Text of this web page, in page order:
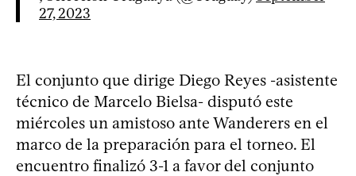
27, 2023
El conjunto que dirige Diego Reyes -asistente
técnico de Marcelo Bielsa- disputó este
miércoles un amistoso ante Wanderers en el
marco de la preparación para el torneo. El
encuentro finalizó 3-1 a favor del conjunto